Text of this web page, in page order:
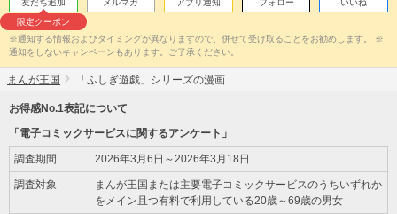
友だち追加
限定クーポン
メルマガ アプリ通知 フォロー いいね
※通知する情報およびタイミングが異なりますので、併せて受け取ることをお勧めします。 ※
通知をしないキャンペーンもあります。ご了承ください。
まんが王国 「ふしぎ遊戯」シリーズの漫画
お得感No.1表記について
「電子コミックサービスに関するアンケート」
調査期間 2026年3月6日～2026年3月18日
調査対象
まんが王国または主要電子コミックサービスのうちいずれか
をメイン且つ有料で利用している20歳～69歳の男女